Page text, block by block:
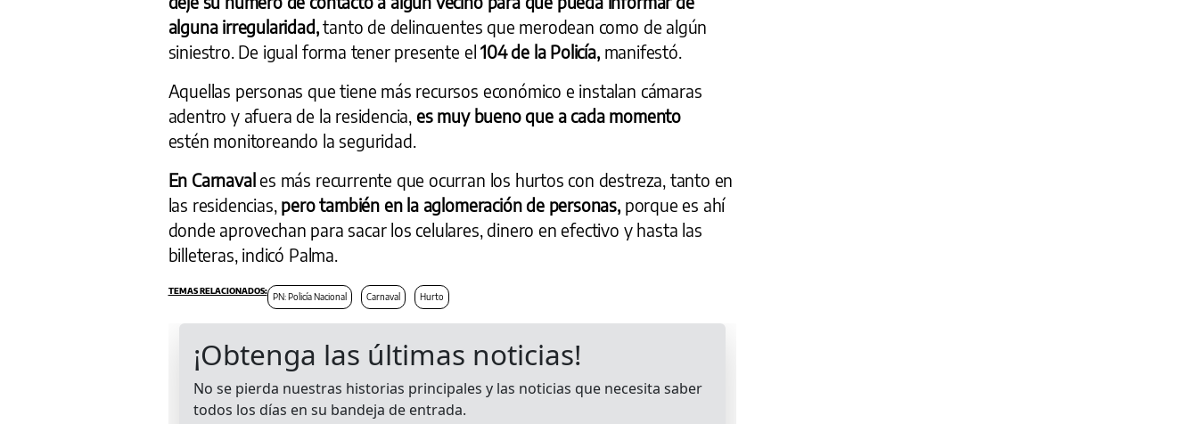
alguna irregularidad,tanto de delincuentes que merodean como de algún
siniestro. De igual forma tener presente el104 de la Policía, manifestó.
Aquellas personas que tiene más recursos económico e instalan cámaras
adentro y afuera de la residencia, es muy bueno que a cada momento
estén monitoreando la seguridad.
En Carnavales más recurrente que ocurran los hurtos con destreza, tanto en
las residencias, pero también en la aglomeración de personas, porque es ahí
donde aprovechan para sacar los celulares, dinero en efectivo y hasta las
billeteras, indicó Palma.
PN: Policía Nacional Carnaval Hurto